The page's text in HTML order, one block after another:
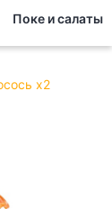
Поке и салаты
x2